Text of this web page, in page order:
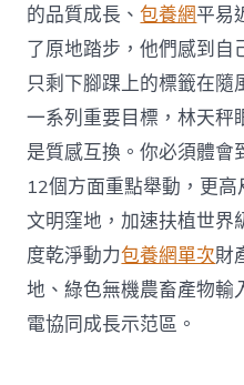
的品質成長、包養網平易
了原地踏步，他們感到自
只剩下腳踝上的標籤在隨
一系列重要目標，林天秤
是質感互換。你必須體會
12個方面重點舉動，更高
文明窪地，加速扶植世界
度乾淨動力包養網單次財
地、綠色無機農畜產物輸
電協同成長示范區。